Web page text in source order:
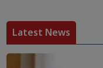
Latest News